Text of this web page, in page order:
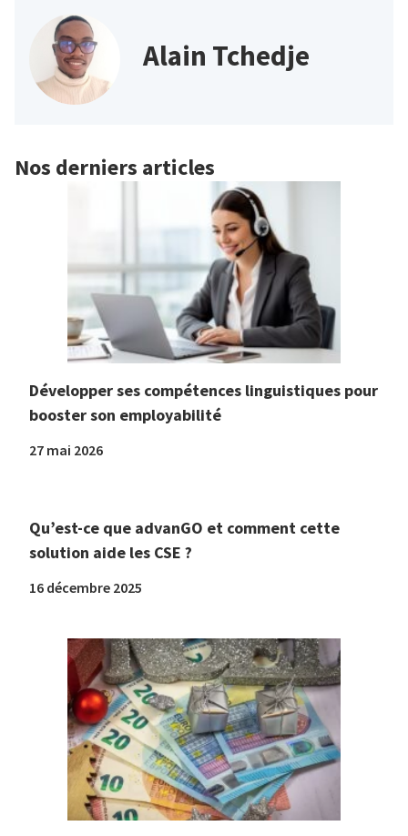
Alain Tchedje
Nos derniers articles
Développer ses compétences linguistiques pour
booster son employabilité
27 mai 2026
Qu’est-ce que advanGO et comment cette
solution aide les CSE ?
16 décembre 2025